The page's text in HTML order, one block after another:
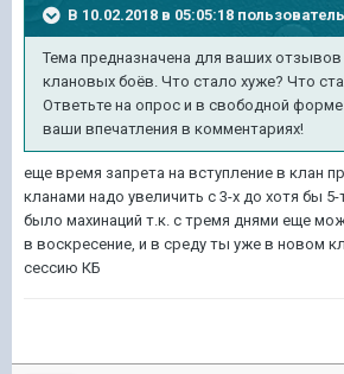
В 10.02.2018 в 05:05:18 пользователь
Тема предназначена для ваших
клановых боёв. Что стало хуже? Что
Ответьте на опрос и в свободной
ваши впечатления в комментариях!
еще время запрета на вступление в клан
кланами надо увеличить с 3-х до хотя бы
было махинаций т.к. с тремя днями еще
в воскресение, и в среду ты уже в новом
сессию КБ